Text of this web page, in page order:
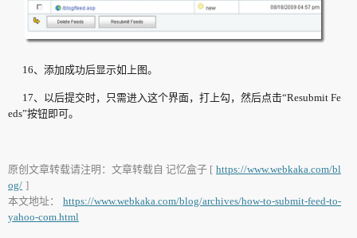
16、添加成功后显示如上图。
17、以后提交时，只需进入这个界面，打上勾，然后点击“Resubmit Fe
eds”按钮即可。
原创文章转载请注明：文章转载自 记忆盒子 [ https://www.webkaka.com/bl
og/ ]
本文地址：
https://www.webkaka.com/blog/archives/how-to-submit-feed-to-
yahoo-com.html